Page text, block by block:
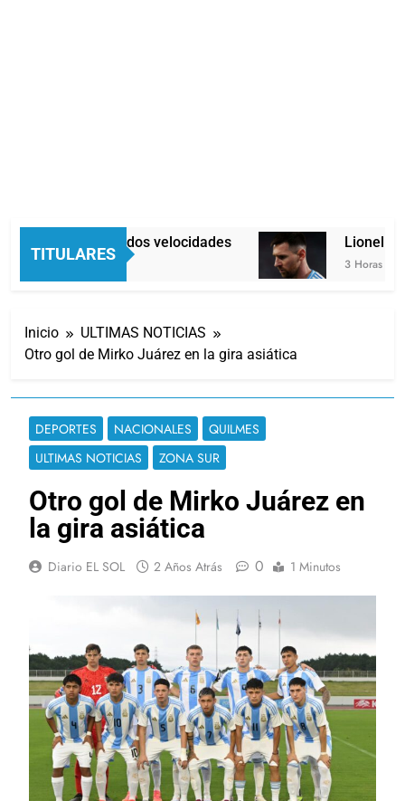
TITULARES
Economía en dos velocidades
2 Horas Atrás
Lionel
3 Horas Atrás
Inicio
ULTIMAS NOTICIAS
Otro gol de Mirko Juárez en la gira asiática
DEPORTES NACIONALES
QUILMES
ULTIMAS NOTICIAS
ZONA SUR
Otro gol de Mirko Juárez en
la gira asiática
Diario EL SOL 2 Años Atrás 0 1 Minutos